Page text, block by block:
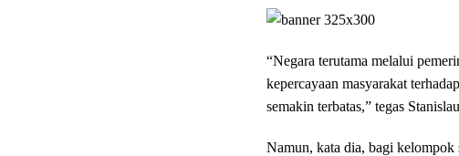
“Negara terutama melalui
kepercayaan masyarakat
semakin terbatas,” tegas
Namun, kata dia, bagi kelompok